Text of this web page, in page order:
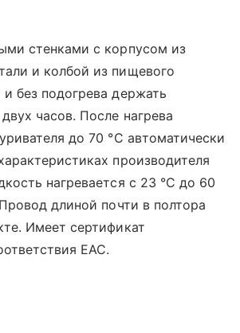
стенками с корпусом из
и колбой из пищевого
без подогрева держать
часов. После нагрева
до 70 °С автоматически
производителя
нагревается с 23 °С до 60
длиной почти в полтора
Имеет сертификат
EAC.